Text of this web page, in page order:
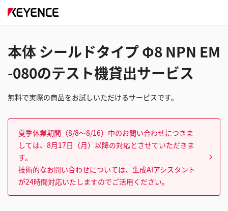
本体 シールドタイプ Φ8 NPN EM
-080のテスト機貸出サービス
無料で実際の商品をお試しいただけるサービスです。
夏季休業期間（8/8～8/16）中のお問い合わせにつきま
しては、8月17日（月）以降の対応とさせていただきま
す。
技術的なお問い合わせについては、生成AIアシスタント
が24時間対応いたしますのでご活用ください。